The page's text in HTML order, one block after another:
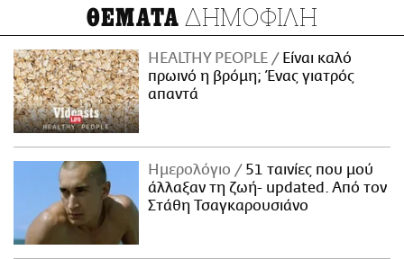
ΘΕΜΑΤΑ ΔΗΜΟΦΙΛΗ
HEALTHY PEOPLE
Είναι καλό
πρωινό η βρόμη; Ένας γιατρός
απαντά
Ημερολόγιο
51 ταινίες που μού
άλλαξαν τη ζωή- updated. Aπό τον
Στάθη Τσαγκαρουσιάνο